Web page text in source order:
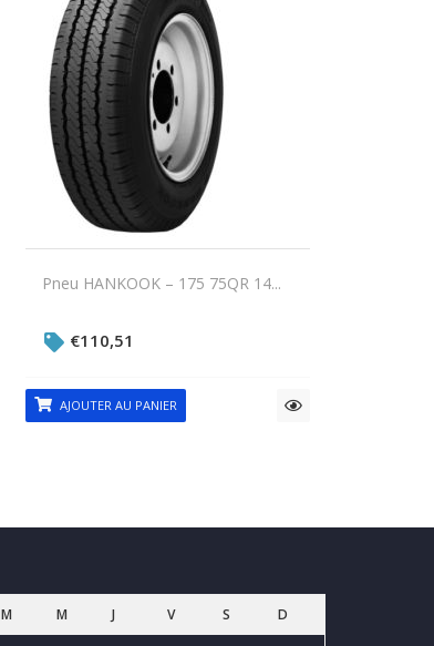
Pneu HANKOOK – 175 75QR 14...
€110,51
AJOUTER AU PANIER
M M J V S D